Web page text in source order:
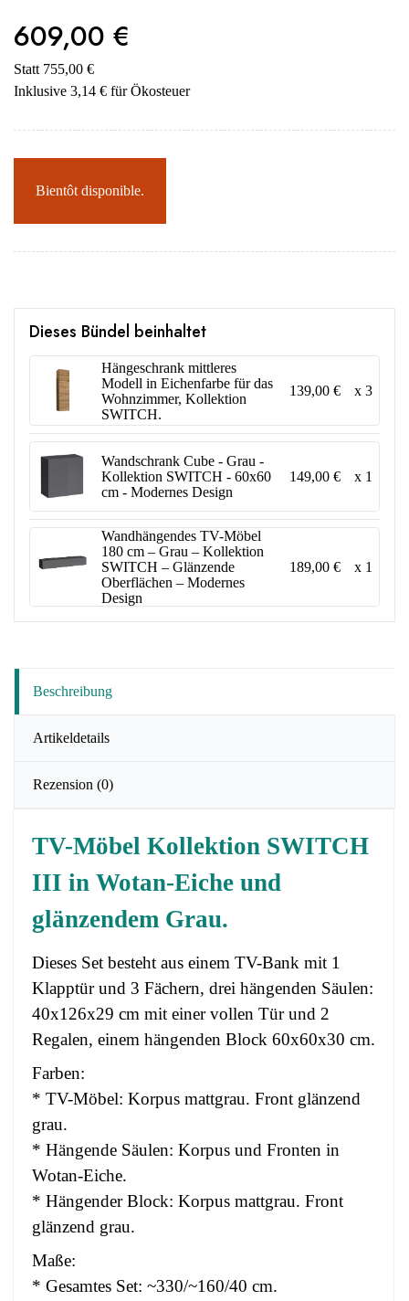
609,00 €
Statt 755,00 €
Inklusive 3,14 € für Ökosteuer
Bientôt disponible.
Dieses Bündel beinhaltet
Hängeschrank mittleres
Modell in Eichenfarbe für das
Wohnzimmer, Kollektion
SWITCH.
139,00 € x 3
Wandschrank Cube - Grau -
Kollektion SWITCH - 60x60
cm - Modernes Design
149,00 € x 1
Wandhängendes TV-Möbel
180 cm – Grau – Kollektion
SWITCH – Glänzende
Oberflächen – Modernes
Design
189,00 € x 1
Beschreibung
Artikeldetails
Rezension (0)
TV-Möbel Kollektion SWITCH
III in Wotan-Eiche und
glänzendem Grau.
Dieses Set besteht aus einem TV-Bank mit 1
Klapptür und 3 Fächern, drei hängenden Säulen:
40x126x29 cm mit einer vollen Tür und 2
Regalen, einem hängenden Block 60x60x30 cm.
Farben:
* TV-Möbel: Korpus mattgrau. Front glänzend
grau.
* Hängende Säulen: Korpus und Fronten in
Wotan-Eiche.
* Hängender Block: Korpus mattgrau. Front
glänzend grau.
Maße:
* Gesamtes Set: ~330/~160/40 cm.